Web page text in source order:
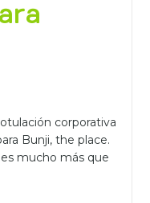
corporativa
Bunji, the place.
mucho más que